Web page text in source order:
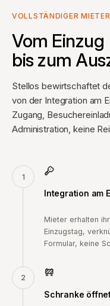
VOLLSTÄNDIGER
Vom Einzug
bis zum
Stellos bewirtschaftet
von der Integration am
Zugang,
Administration, keine
1
Integration am
Mieter erhalten
Einzugstag,
Formular, keine
2
Schranke